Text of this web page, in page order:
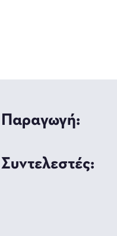
Παραγωγή:
Συντελεστές: